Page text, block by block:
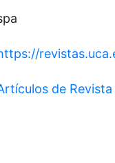
de Revista